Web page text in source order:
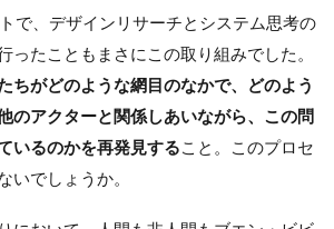
で、デザインリサーチとシステム思考の
ったこともまさにこの取り組みでした。
ちがどのような網目のなかで、どのよう
のアクターと関係しあいながら、この問
いるのかを再発見すること。このプロセ
いでしょうか。